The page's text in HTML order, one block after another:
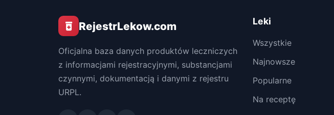
RejestrLekow.com
Oficjalna baza danych produktów leczniczych
z informacjami rejestracyjnymi, substancjami
czynnymi, dokumentacją i danymi z rejestru
URPL.
Leki
Wszystkie
Najnowsze
Popularne
Na receptę